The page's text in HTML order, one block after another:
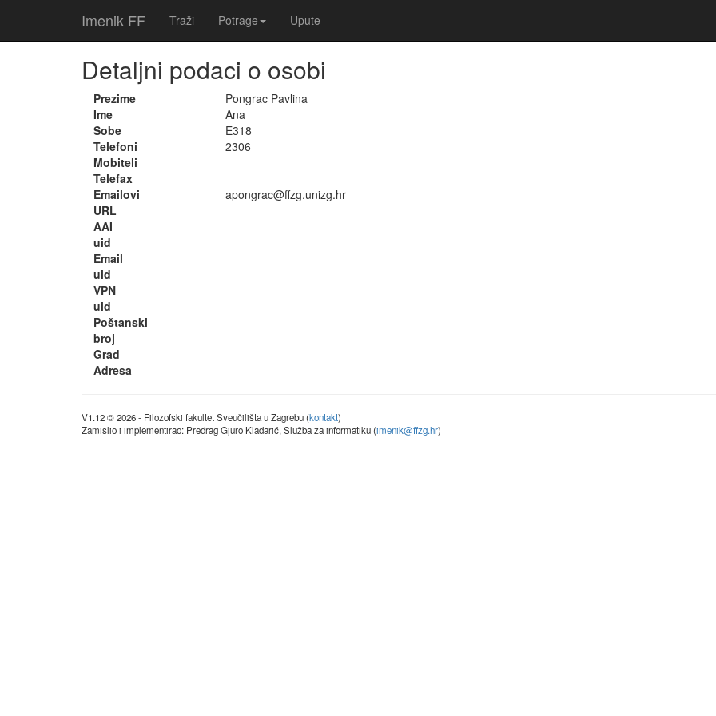
Imenik FF Traži Potrage Upute
Detaljni podaci o osobi
Prezime
Pongrac Pavlina
Ime
Ana
Sobe
E318
Telefoni
2306
Mobiteli
Telefax
Emailovi
apongrac@ffzg.unizg.hr
URL
AAI
uid
Email
uid
VPN
uid
Poštanski
broj
Grad
Adresa
V1.12 © 2026 - Filozofski fakultet Sveučilišta u Zagrebu (kontakt)
Zamislio i implementirao: Predrag Gjuro Kladarić, Služba za informatiku (imenik@ffzg.hr)